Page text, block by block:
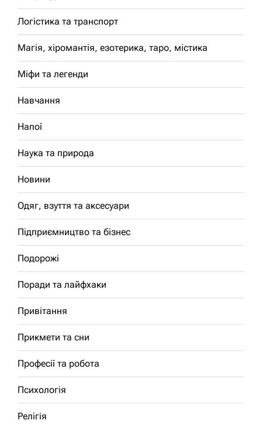
Логістика та транспорт
Магія, хіромантія, езотерика, таро, містика
Міфи та легенди
Навчання
Напої
Наука та природа
Новини
Одяг, взуття та аксесуари
Підприємництво та бізнес
Подорожі
Поради та лайфхаки
Привітання
Прикмети та сни
Професії та робота
Психологія
Релігія